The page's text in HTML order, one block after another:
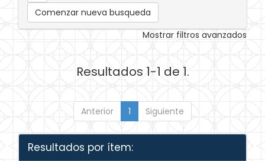
Comenzar nueva busqueda
Mostrar filtros avanzados
Resultados 1-1 de 1.
Anterior 1 Siguiente
Resultados por ítem: